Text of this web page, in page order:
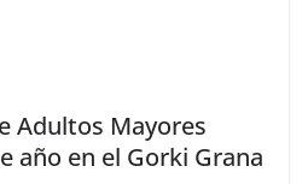
Adultos Mayores
año en el Gorki Grana